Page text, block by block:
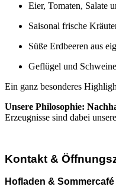
Eier, Tomaten, Salate
Saisonal frische
Süße Erdbeeren aus
Geflügel und
Ein ganz besonderes
Unsere Philosophie:
Erzeugnisse sind dabei
Kontakt &
Hofladen & Sommercafé